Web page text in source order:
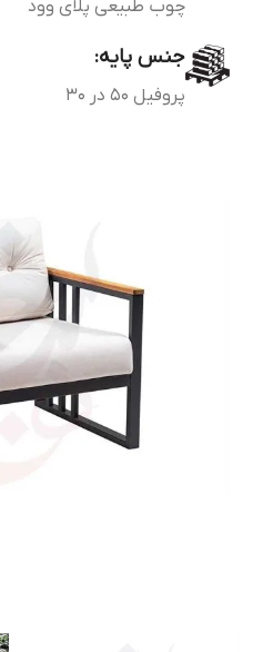
چوب طبیعی پلای وود
جنس پایه:
پروفیل 50 در 30